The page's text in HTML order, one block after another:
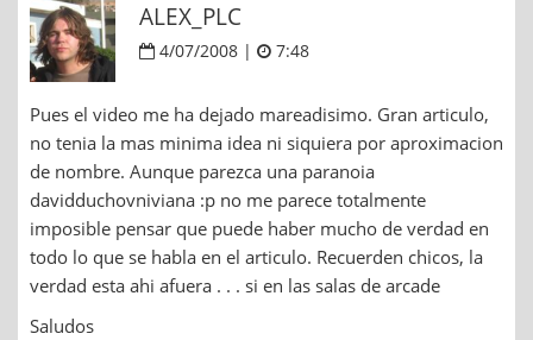
ALEX_PLC
4/07/2008 | 7:48
Pues el video me ha dejado mareadisimo. Gran articulo,
no tenia la mas minima idea ni siquiera por aproximacion
de nombre. Aunque parezca una paranoia
davidduchovniviana :p no me parece totalmente
imposible pensar que puede haber mucho de verdad en
todo lo que se habla en el articulo. Recuerden chicos, la
verdad esta ahi afuera . . . si en las salas de arcade
Saludos